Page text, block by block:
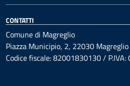
CONTATTI
Comune di Magreglio
Piazza Municipio, 2, 22030 Magreglio
Codice fiscale: 82001830130 /